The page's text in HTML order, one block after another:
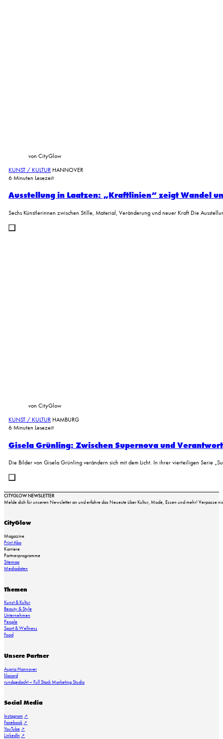
Vive le vin_Tchin Tchin in den Stadthöfen (C) Wallocha
von CityGlow
KUNST / KULTUR HANNOVER
6 Minuten Lesezeit
Ausstellung in Laatzen: „Kraftlinien“ zeigt Wandel
Sechs Künstlerinnen zwischen Stille, Material, Veränderung und neuer Kraft Die
von CityGlow
KUNST / KULTUR HAMBURG
6 Minuten Lesezeit
Gisela Grünling: Zwischen Supernova und
Die Bilder von Gisela Grünling verändern sich mit dem Licht. In ihrer vierteiligen Serie
CITYGLOW NEWSLETTER
Melde dich für unseren Newsletter an und erfahre das Neueste über Kultur, Mode, Essen und mehr! Verpasse
CityGlow
Magazine
Print Abo
Karriere
Partnerprogramme
Sitemap
Mediadaten
Themen
Kunst & Kultur
Beauty & Style
Unternehmen
People
Sport & Wellness
Food
Unsere Partner
Aspria Hannover
lilacard
rundgedacht – Full Stack Marketing Studio
Social Media
Instagram
Facebook
YouTube
LinkedIn